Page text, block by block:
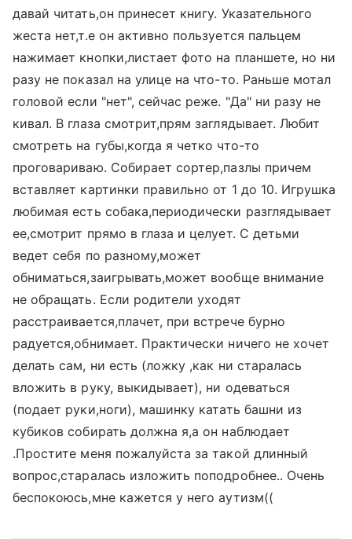
давай читать,он принесет книгу. Указательного
жеста нет,т.е он активно пользуется пальцем
нажимает кнопки,листает фото на планшете, но ни
разу не показал на улице на что-то. Раньше мотал
головой если "нет", сейчас реже. "Да" ни разу не
кивал. В глаза смотрит,прям заглядывает. Любит
смотреть на губы,когда я четко что-то
проговариваю. Собирает сортер,пазлы причем
вставляет картинки правильно от 1 до 10. Игрушка
любимая есть собака,периодически разглядывает
ее,смотрит прямо в глаза и целует. С детьми
ведет себя по разному,может
обниматься,заигрывать,может вообще внимание
не обращать. Если родители уходят
расстраивается,плачет, при встрече бурно
радуется,обнимает. Практически ничего не хочет
делать сам, ни есть (ложку ,как ни старалась
вложить в руку, выкидывает), ни одеваться
(подает руки,ноги), машинку катать башни из
кубиков собирать должна я,а он наблюдает
.Простите меня пожалуйста за такой длинный
вопрос,старалась изложить поподробнее.. Очень
беспокоюсь,мне кажется у него аутизм((